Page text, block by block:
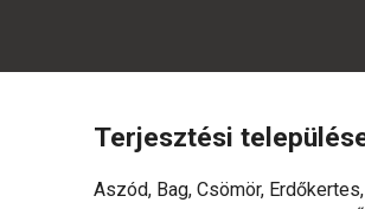
Terjesztési
Aszód, Bag, Csömör,